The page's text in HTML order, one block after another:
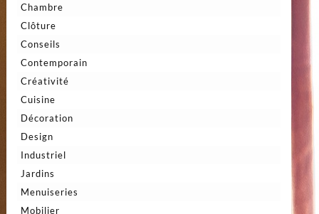
Chambre
Clôture
Conseils
Contemporain
Créativité
Cuisine
Décoration
Design
Industriel
Jardins
Menuiseries
Mobilier